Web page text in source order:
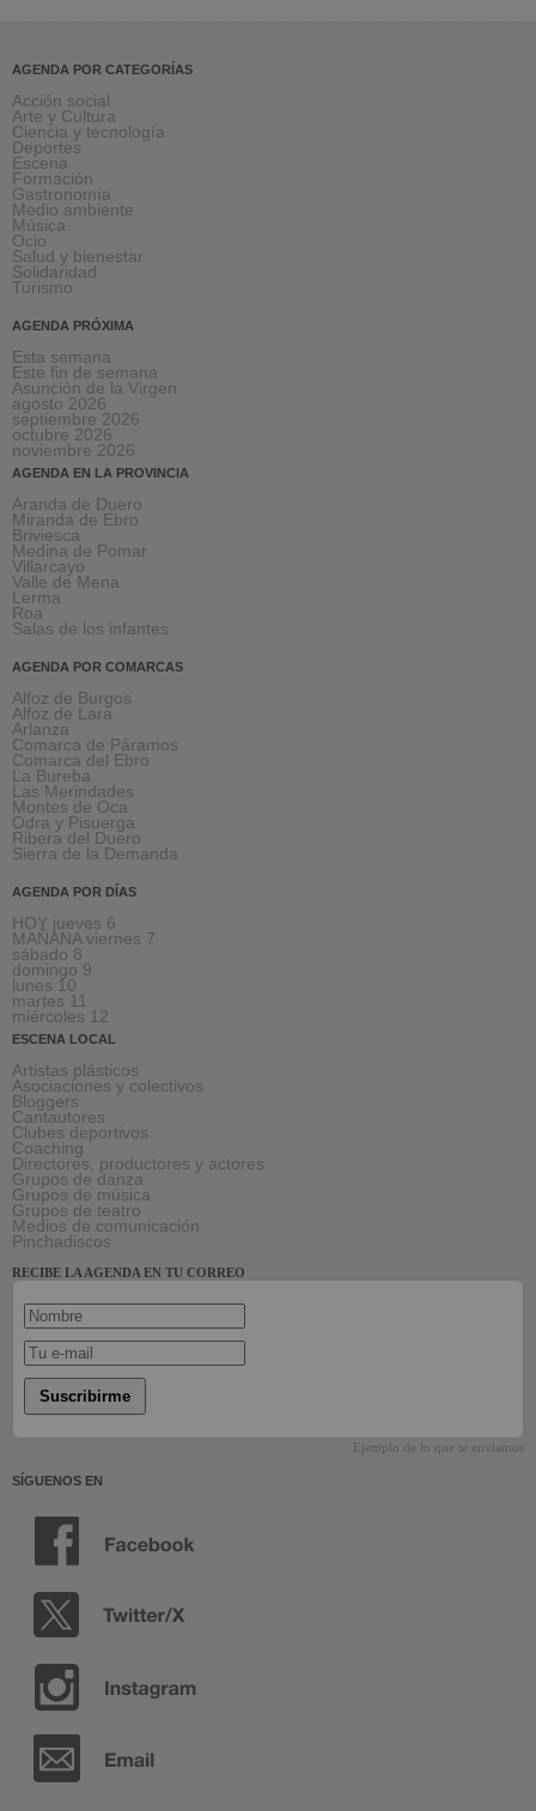
AGENDA POR CATEGORÍAS
Acción social
Arte y Cultura
Ciencia y tecnología
Deportes
Escena
Formación
Gastronomía
Medio ambiente
Música
Ocio
Salud y bienestar
Solidaridad
Turismo
AGENDA PRÓXIMA
Esta semana
Este fin de semana
Asunción de la Virgen
agosto 2026
septiembre 2026
octubre 2026
noviembre 2026
AGENDA EN LA PROVINCIA
Aranda de Duero
Miranda de Ebro
Briviesca
Medina de Pomar
Villarcayo
Valle de Mena
Lerma
Roa
Salas de los infantes
AGENDA POR COMARCAS
Alfoz de Burgos
Alfoz de Lara
Arlanza
Comarca de Páramos
Comarca del Ebro
La Bureba
Las Merindades
Montes de Oca
Odra y Pisuerga
Ribera del Duero
Sierra de la Demanda
AGENDA POR DÍAS
HOY jueves 6
MAÑANA viernes 7
sábado 8
domingo 9
lunes 10
martes 11
miércoles 12
ESCENA LOCAL
Artistas plásticos
Asociaciones y colectivos
Bloggers
Cantautores
Clubes deportivos
Coaching
Directores, productores y actores
Grupos de danza
Grupos de música
Grupos de teatro
Medios de comunicación
Pinchadiscos
RECIBE LA AGENDA EN TU CORREO
Suscribirme
Ejemplo de lo que te enviamos
SÍGUENOS EN